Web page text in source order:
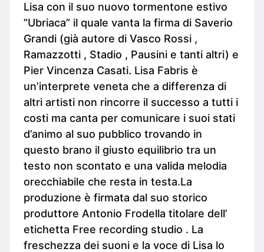
Lisa con il suo nuovo tormentone estivo
”Ubriaca” il quale vanta la firma di Saverio
Grandi (già autore di Vasco Rossi ,
Ramazzotti , Stadio , Pausini e tanti altri) e
Pier Vincenza Casati. Lisa Fabris è
un’interprete veneta che a differenza di
altri artisti non rincorre il successo a tutti i
costi ma canta per comunicare i suoi stati
d’animo al suo pubblico trovando in
questo brano il giusto equilibrio tra un
testo non scontato e una valida melodia
orecchiabile che resta in testa.La
produzione è firmata dal suo storico
produttore Antonio Frodella titolare dell’
etichetta Free recording studio . La
freschezza dei suoni e la voce di Lisa lo